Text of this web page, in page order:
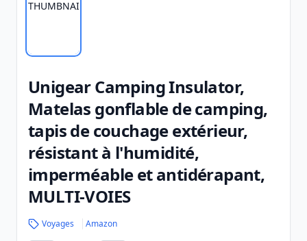
Unigear Camping Insulator,
Matelas gonflable de camping,
tapis de couchage extérieur,
résistant à l'humidité,
imperméable et antidérapant,
MULTI-VOIES
Voyages Amazon